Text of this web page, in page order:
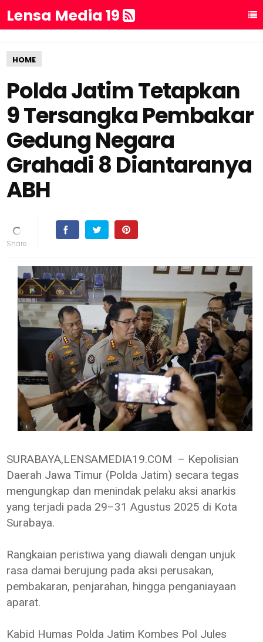
Lensa Media 19
HOME
Polda Jatim Tetapkan
9 Tersangka Pembakar
Gedung Negara
Grahadi 8 Diantaranya
ABH
SURABAYA,LENSAMEDIA19.COM – Kepolisian
Daerah Jawa Timur (Polda Jatim) secara tegas
mengungkap dan menindak pelaku aksi anarkis
yang terjadi pada 29–31 Agustus 2025 di Kota
Surabaya.
Rangkaian peristiwa yang diawali dengan unjuk
rasa damai berujung pada aksi perusakan,
pembakaran, penjarahan, hingga penganiayaan
aparat.
Kabid Humas Polda Jatim Kombes Pol Jules